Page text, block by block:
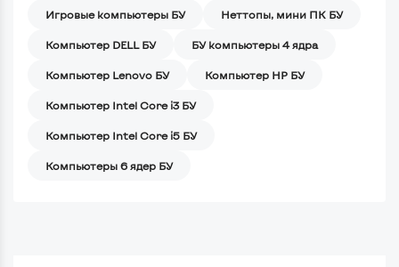
Игровые компьютеры БУ Неттопы, мини ПК БУ
Компьютер DELL БУ БУ компьютеры 4 ядра
Компьютер Lenovo БУ Компьютер HP БУ
Компьютер Intel Core i3 БУ
Компьютер Intel Core i5 БУ
Компьютеры 6 ядер БУ